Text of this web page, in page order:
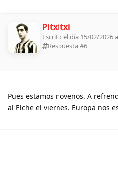
Pitxitxi
Escrito el día 15/02/2026
Respuesta #6
Pues estamos novenos. A
al Elche el viernes. Europa nos